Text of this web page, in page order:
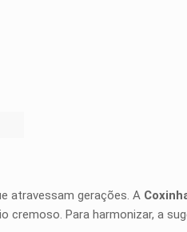
atravessam gerações. A
cremoso. Para harmonizar, a